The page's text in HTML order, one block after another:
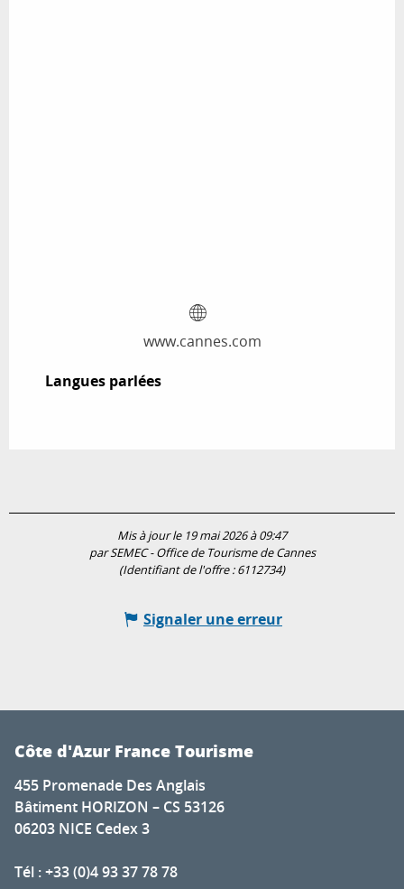
www.cannes.com
Langues parlées
Langues parlées
Mis à jour le 19 mai 2026 à 09:47
par SEMEC - Office de Tourisme de Cannes
(Identifiant de l'offre :6112734)
Signaler une erreur
Côte d'Azur France Tourisme
455 Promenade Des Anglais
Bâtiment HORIZON – CS 53126
06203 NICE Cedex 3
Tél : +33 (0)4 93 37 78 78